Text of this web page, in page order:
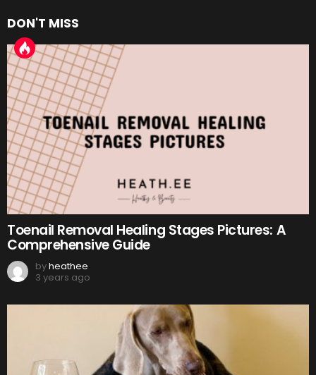
DON'T MISS
Toenail Removal Healing Stages Pictures: A
Comprehensive Guide
byheathee
3 years ago